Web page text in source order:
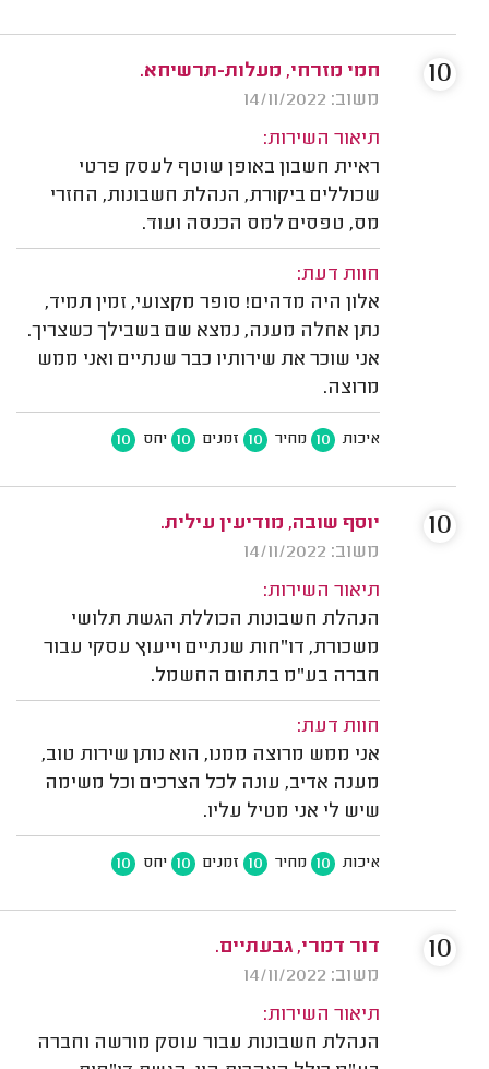
חמי מזרחי, מעלות-תרשיחא.
משוב: 14/11/2022
תיאור השירות:
ראיית חשבון באופן שוטף לעסק פרטי
שכוללים ביקורת, הנהלת חשבונות, החזרי
מס, טפסים למס הכנסה ועוד.
חוות דעת:
אלון היה מדהים! סופר מקצועי, זמין תמיד,
נתן אחלה מענה, נמצא שם בשבילך כשצריך.
אני שוכר את שירותיו כבר שנתיים ואני ממש
מרוצה.
איכות 10 מחיר 10 זמנים 10 יחס 10
10
יוסף שובה, מודיעין עילית.
משוב: 14/11/2022
תיאור השירות:
הנהלת חשבונות הכוללת הגשת תלושי
משכורת, דו"חות שנתיים וייעוץ עסקי עבור
חברה בע"מ בתחום החשמל.
חוות דעת:
אני ממש מרוצה ממנו, הוא נותן שירות טוב,
מענה אדיב, עונה לכל הצרכים וכל משימה
שיש לי אני מטיל עליו.
איכות 10 מחיר 10 זמנים 10 יחס 10
10
דור דמרי, גבעתיים.
משוב: 14/11/2022
תיאור השירות:
הנהלת חשבונות עבור עוסק מורשה וחברה
10